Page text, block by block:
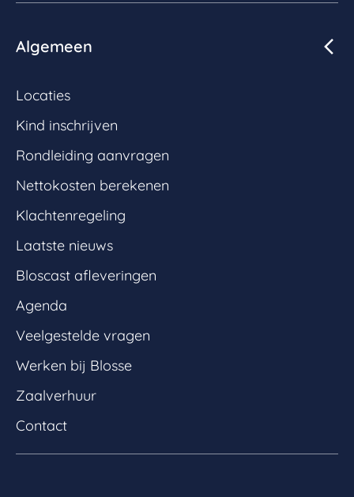
Algemeen
Locaties
Kind inschrijven
Rondleiding aanvragen
Nettokosten berekenen
Klachtenregeling
Laatste nieuws
Bloscast afleveringen
Agenda
Veelgestelde vragen
Werken bij Blosse
Zaalverhuur
Contact